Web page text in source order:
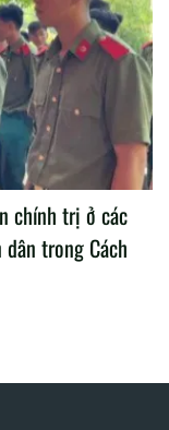
chính trị ở các
trong Cách